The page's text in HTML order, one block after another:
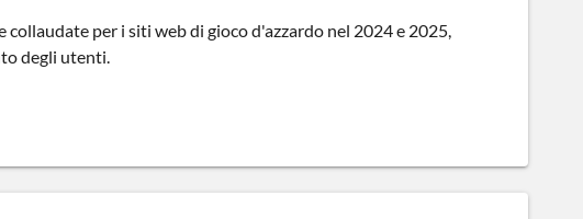
per i siti web di gioco d'azzardo nel 2024 e 2025,
degli utenti.